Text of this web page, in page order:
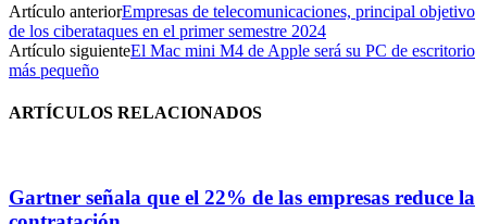
Artículo anteriorEmpresas de telecomunicaciones, principal objetivo
de los ciberataques en el primer semestre 2024
Artículo siguienteEl Mac mini M4 de Apple será su PC de escritorio
más pequeño
ARTÍCULOS RELACIONADOS
Gartner señala que el 22% de las empresas reduce la